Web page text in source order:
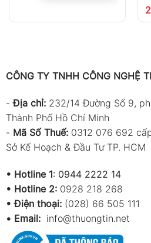
CÔNG TY TNHH CÔNG NGHỆ
-Địa chỉ: 232/14 Đường Số 9,
Thành Phố Hồ Chí Minh
- Mã Số Thuế: 0312 076 692
Sở Kế Hoạch & Đầu Tư TP. HCM
• Hotline 1: 0944 2222 14
• Hotline 2: 0928 218 268
• Điện thoại: (028) 66 505 111
• Email: info@thuongtin.net